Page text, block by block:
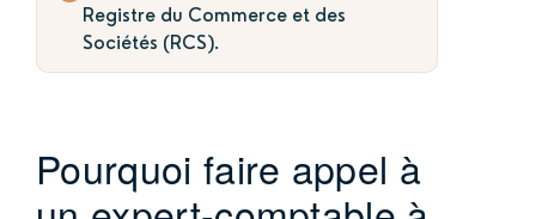
Registre du Commerce et des
Sociétés (RCS).
Pourquoi faire appel à